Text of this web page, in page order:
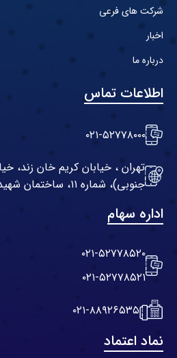
شرکت های فرعی
اخبار
درباره ما
اطلاعات تماس
۰۲۱-۵۲۷۷۸۰۰۰
تهران ، خیابان کریم خان زند،
جنوبی)، شماره ۱۱، ساختمان شهید بهمن محمودپور
اداره سهام
۰۲۱-۵۲۷۷۸۵۲۰
۰۲۱-۵۲۷۷۸۵۲۱
۰۲۱-۸۸۹۲۶۵۳۵
نماد اعتماد